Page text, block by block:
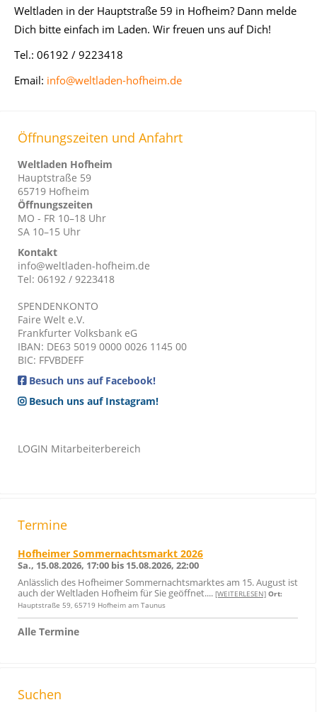
Weltladen in der Hauptstraße 59 in Hofheim? Dann melde
Dich bitte einfach im Laden. Wir freuen uns auf Dich!
Tel.: 06192 / 9223418
Email: info@weltladen-hofheim.de
Öffnungszeiten und Anfahrt
Weltladen Hofheim
Hauptstraße 59
65719 Hofheim
Öffnungszeiten
MO - FR 10–18 Uhr
SA 10–15 Uhr
Kontakt
info@weltladen-hofheim.de
Tel: 06192 / 9223418
SPENDENKONTO
Faire Welt e.V.
Frankfurter Volksbank eG
IBAN: DE63 5019 0000 0026 1145 00
BIC: FFVBDEFF
Besuch uns auf Facebook!
Besuch uns auf Instagram!
LOGIN Mitarbeiterbereich
Termine
Hofheimer Sommernachtsmarkt 2026
Sa., 15.08.2026, 17:00 bis 15.08.2026, 22:00
Anlässlich des Hofheimer Sommernachtsmarktes am 15. August ist
auch der Weltladen Hofheim für Sie geöffnet.... [WEITERLESEN] Ort:
Hauptstraße 59, 65719 Hofheim am Taunus
Alle Termine
Suchen